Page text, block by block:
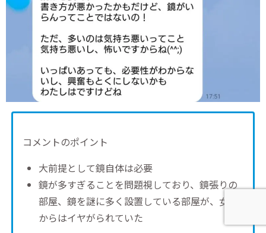
コメントのポイント
大前提として鏡自体は必要
鏡が多すぎることを問題視しており、鏡張りの
部屋、鏡を謎に多く設置している部屋が、女性
からはイヤがられていた